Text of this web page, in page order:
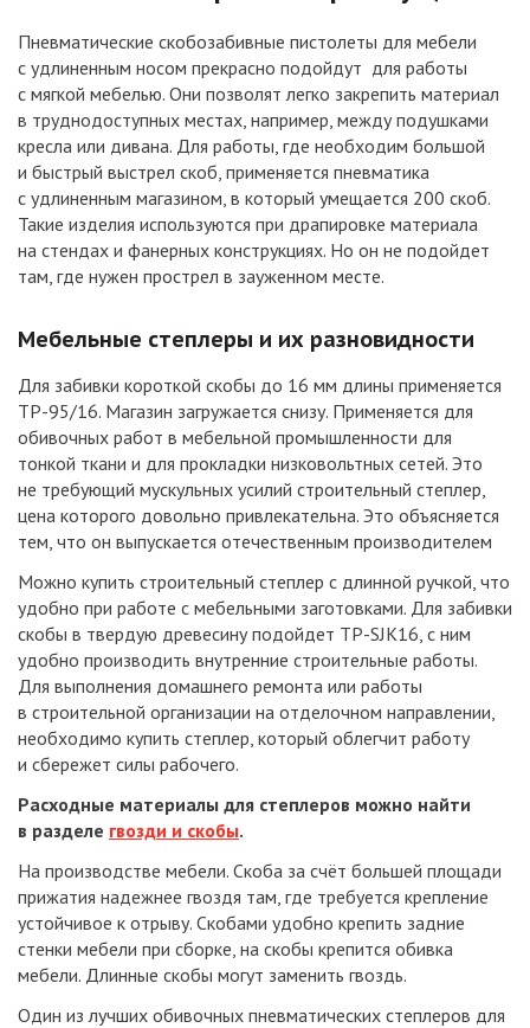
Пневматические скобозабивные пистолеты для мебели
с удлиненным носом прекрасно подойдут для работы
с мягкой мебелью. Они позволят легко закрепить материал
в труднодоступных местах, например, между подушками
кресла или дивана. Для работы, где необходим большой
и быстрый выстрел скоб, применяется пневматика
с удлиненным магазином, в который умещается 200 скоб.
Такие изделия используются при драпировке материала
на стендах и фанерных конструкциях. Но он не подойдет
там, где нужен прострел в зауженном месте.
Мебельные степлеры и их разновидности
Для забивки короткой скобы до 16 мм длины применяется
ТР-95/16. Магазин загружается снизу. Применяется для
обивочных работ в мебельной промышленности для
тонкой ткани и для прокладки низковольтных сетей. Это
не требующий мускульных усилий строительный степлер,
цена которого довольно привлекательна. Это объясняется
тем, что он выпускается отечественным производителем
Можно купить строительный степлер с длинной ручкой, что
удобно при работе с мебельными заготовками. Для забивки
скобы в твердую древесину подойдет TP-SJK16, с ним
удобно производить внутренние строительные работы.
Для выполнения домашнего ремонта или работы
в строительной организации на отделочном направлении,
необходимо купить степлер, который облегчит работу
и сбережет силы рабочего.
Расходные материалы для степлеров можно найти
в разделе гвозди и скобы.
На производстве мебели. Скоба за счёт большей площади
прижатия надежнее гвоздя там, где требуется крепление
устойчивое к отрыву. Скобами удобно крепить задние
стенки мебели при сборке, на скобы крепится обивка
мебели. Длинные скобы могут заменить гвоздь.
Один из лучших обивочных пневматических степлеров для